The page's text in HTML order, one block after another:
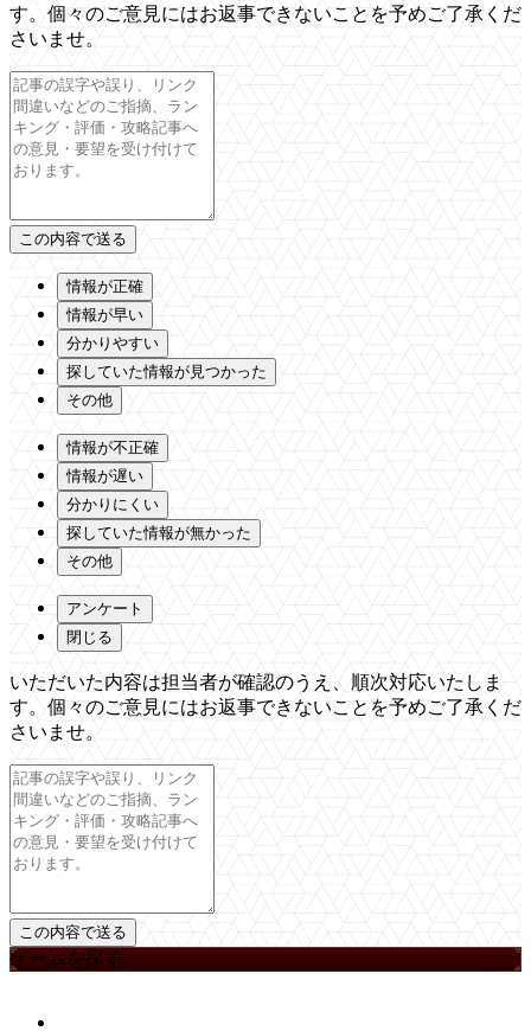
す。個々のご意見にはお返事できないことを予めご了承くだ
さいませ。
情報が正確
情報が早い
分かりやすい
探していた情報が見つかった
その他
情報が不正確
情報が遅い
分かりにくい
探していた情報が無かった
その他
アンケート
閉じる
いただいた内容は担当者が確認のうえ、順次対応いたしま
す。個々のご意見にはお返事できないことを予めご了承くだ
さいませ。
ゲームを探す